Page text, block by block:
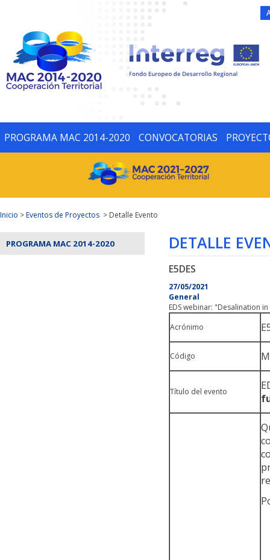
PROGRAMA MAC 2014-2020 CONVOCATORIAS
Inicio >Eventos de Proyectos > Detalle Evento
PROGRAMA MAC 2014-2020 DETALLE
E5DES
27/05/2021
General
EDS webinar: "Desalination
Acrónimo
Código
Título del evento